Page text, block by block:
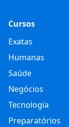
Cursos
Exatas
Humanas
Saúde
Negócios
Tecnologia
Preparatórios